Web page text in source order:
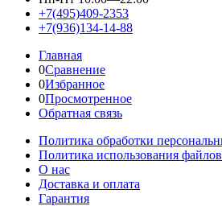
+7(495)409-2353
+7(936)134-14-88
Главная
0Сравнение
0Избранное
0Просмотренное
Обратная связь
Политика обработки
Политика использования
О нас
Доставка и оплата
Гарантия